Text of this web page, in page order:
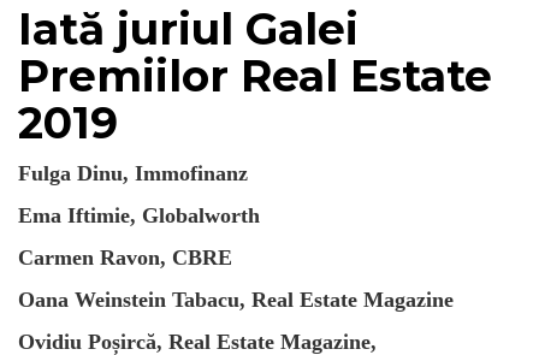
Iată juriul Galei
Premiilor Real Estate
2019
Fulga Dinu, Immofinanz
Ema Iftimie, Globalworth
Carmen Ravon, CBRE
Oana Weinstein Tabacu, Real Estate Magazine
Ovidiu Poșircă, Real Estate Magazine,